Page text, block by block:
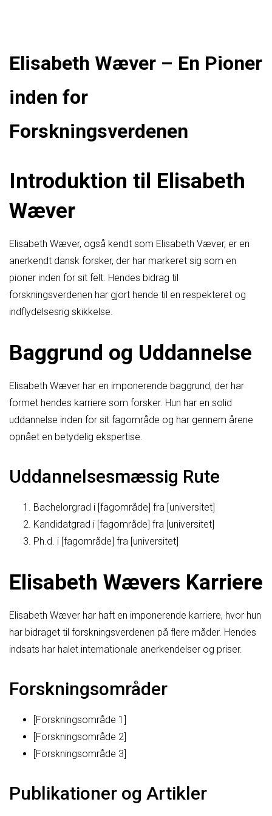
Elisabeth Wæver – En Pioner
inden for
Forskningsverdenen
Introduktion til Elisabeth
Wæver
Elisabeth Wæver, også kendt som Elisabeth Væver, er en
anerkendt dansk forsker, der har markeret sig som en
pioner inden for sit felt. Hendes bidrag til
forskningsverdenen har gjort hende til en respekteret og
indflydelsesrig skikkelse.
Baggrund og Uddannelse
Elisabeth Wæver har en imponerende baggrund, der har
formet hendes karriere som forsker. Hun har en solid
uddannelse inden for sit fagområde og har gennem årene
opnået en betydelig ekspertise.
Uddannelsesmæssig Rute
Bachelorgrad i [fagområde] fra [universitet]
Kandidatgrad i [fagområde] fra [universitet]
Ph.d. i [fagområde] fra [universitet]
Elisabeth Wævers Karriere
Elisabeth Wæver har haft en imponerende karriere, hvor hun
har bidraget til forskningsverdenen på flere måder. Hendes
indsats har halet internationale anerkendelser og priser.
Forskningsområder
[Forskningsområde 1]
[Forskningsområde 2]
[Forskningsområde 3]
Publikationer og Artikler